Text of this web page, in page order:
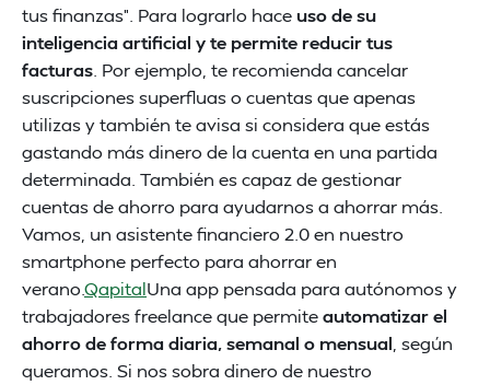
tus finanzas”. Para lograrlo haceuso de su
inteligencia artificial y te permite reducir tus
facturas . Por ejemplo, te recomienda cancelar
suscripciones superfluas o cuentas que apenas
utilizas y también te avisa si considera que estás
gastando más dinero de la cuenta en una partida
determinada. También es capaz de gestionar
cuentas de ahorro para ayudarnos a ahorrar más.
Vamos, un asistente financiero 2.0 en nuestro
smartphone perfecto para ahorrar en
verano.QapitalUna app pensada para autónomos y
trabajadores freelance que permiteautomatizar el
ahorro de forma diaria, semanal o mensual , según
queramos. Si nos sobra dinero de nuestro